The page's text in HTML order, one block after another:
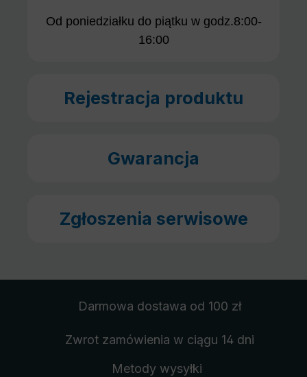
Od poniedziałku do piątku w godz.8:00-
16:00
Rejestracja produktu
Gwarancja
Zgłoszenia serwisowe
Darmowa dostawa od 100 zł
Zwrot zamówienia w ciągu 14 dni
Metody wysyłki